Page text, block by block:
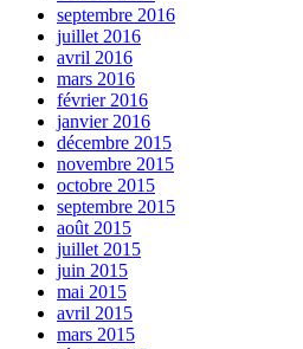
septembre 2016
juillet 2016
avril 2016
mars 2016
février 2016
janvier 2016
décembre 2015
novembre 2015
octobre 2015
septembre 2015
août 2015
juillet 2015
juin 2015
mai 2015
avril 2015
mars 2015